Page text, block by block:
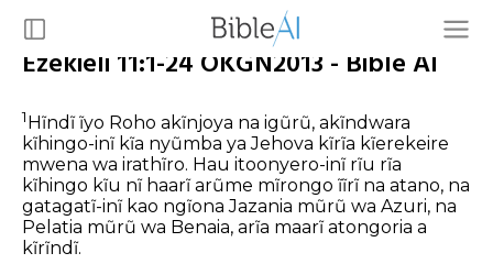
Ezekieli 11:1-24 OKGN2013 - Bible AI
1Hĩndĩ ĩyo Roho akĩnjoya na igũrũ, akĩndwara
kĩhingo-inĩ kĩa nyũmba ya Jehova kĩrĩa kĩerekeire
mwena wa irathĩro. Hau itoonyero-inĩ rĩu rĩa
kĩhingo kĩu nĩ haarĩ arũme mĩrongo ĩĩrĩ na atano, na
gatagatĩ-inĩ kao ngĩona Jazania mũrũ wa Azuri, na
Pelatia mũrũ wa Benaia, arĩa maarĩ atongoria a
kĩrĩndĩ.